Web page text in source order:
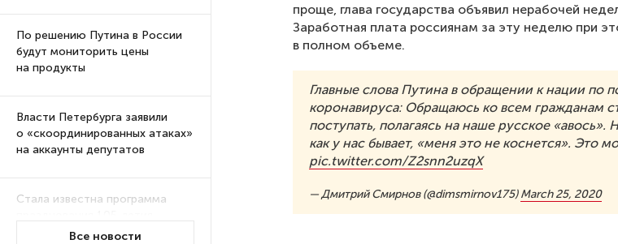
По решению Путина в России
будут мониторить цены
на продукты
Власти Петербурга заявили
о «скоординированных атаках»
на аккаунты депутатов
Стала известна программа
Республики Коми
Все новости
проще, глава государства объявил нерабочей
Заработная плата россиянам за эту неделю при
в полном объеме.
Главные слова Путина в обращении к нации по
коронавируса: Обращаюсь ко всем гражданам
поступать, полагаясь на наше русское «авось».
как у нас бывает, «меня это не коснется». Это
pic.twitter.com/Z2snn2uzqX
— Дмитрий Смирнов (@dimsmirnov175)March 25, 2020